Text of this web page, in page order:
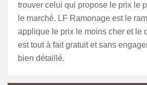
trouver celui qui propose le prix le
le marché. LF Ramonage est le
applique le prix le moins cher et le
est tout à fait gratuit et sans
bien détaillé.